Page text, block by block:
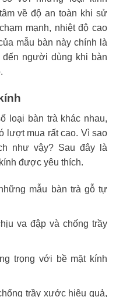
về độ an toàn khi sử
mạnh, nhiệt độ cao
mẫu bàn này chính là
đến người dùng khi bàn
loại bàn trà khác nhau,
lượt mua rất cao. Vì sao
như vậy? Sau đây là
được yêu thích.
mẫu bàn trà gỗ tự
va đập và chống trầy
trọng với bề mặt kính
trầy xước hiệu quả,